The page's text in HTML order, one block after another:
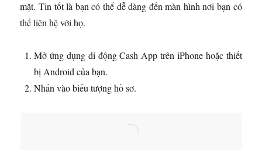
mặt. Tin tốt là bạn có thể dễ dàng đến màn hình nơi bạn có
thể liên hệ với họ.
Mở ứng dụng di động Cash App trên iPhone hoặc thiết
bị Android của bạn.
Nhấn vào biểu tượng hồ sơ.